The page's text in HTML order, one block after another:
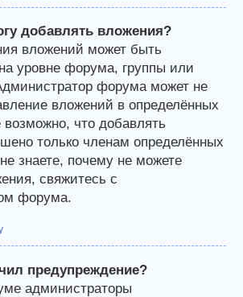
добавлять вложения?
вложений может быть
уровне форума, группы или
форума может не
вложений в определённых
что добавлять
только членам определённых
знаете, почему не можете
свяжитесь с
форума.
предупреждение?
администраторы